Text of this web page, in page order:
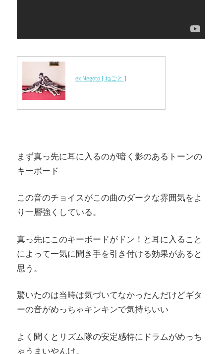
ex Negoto [ ねごと ]
まず真っ先に耳に入るのが暗く影のあるトーンの
キーボード
この音のチョイスがこの曲のダークな雰囲気をよ
り一層強くしている。
真っ先にこのキーボードがドン！と耳に入ること
によって一気に聞き手を引き付ける効果があると
思う。
驚いたのは当時は気づいてなかったんだけどギタ
ーの音がめっちゃキンキンで気持ちいい
よく聞くとリズム隊の安定感特にドラムがめっち
ゃうまいやんけ。